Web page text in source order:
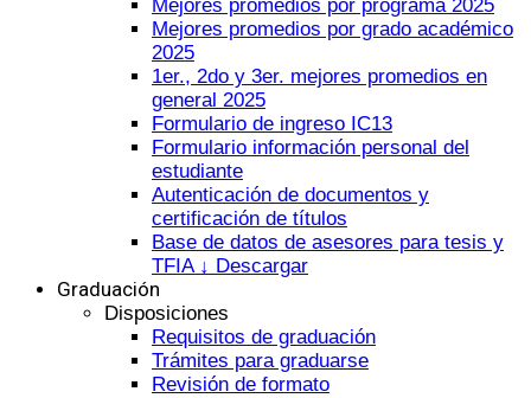
Mejores promedios por programa 2025
Mejores promedios por grado académico
2025
1er., 2do y 3er. mejores promedios en
general 2025
Formulario de ingreso IC13
Formulario información personal del
estudiante
Autenticación de documentos y
certificación de títulos
Base de datos de asesores para tesis y
TFIA ↓ Descargar
Graduación
Disposiciones
Requisitos de graduación
Trámites para graduarse
Revisión de formato